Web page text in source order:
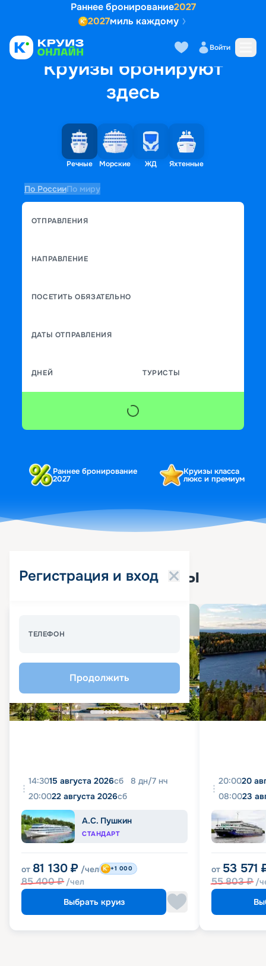
Раннее бронирование2027
2027миль каждому
Войти
Круизы бронируют
здесь
Речные Морские ЖД Яхтенные
По РоссииПо миру
ОТПРАВЛЕНИЯ
НАПРАВЛЕНИЕ
ПОСЕТИТЬ ОБЯЗАТЕЛЬНО
ДАТЫ ОТПРАВЛЕНИЯ
ДНЕЙ ТУРИСТЫ
Раннее бронирование
2027
Круизы класса
люкс и премиум
Регистрация и вход
ТЕЛЕФОН
Продолжить
Популярные круизы
14:3015 августа 2026сб 8 дн/7 нч
20:0022 августа 2026сб
А.С. Пушкин
СТАНДАРТ
от 81 130 ₽ /чел
85 400₽ /чел
+1 000
Выбрать круиз
20:0020
08:0023
от 53 571
55 803₽ /